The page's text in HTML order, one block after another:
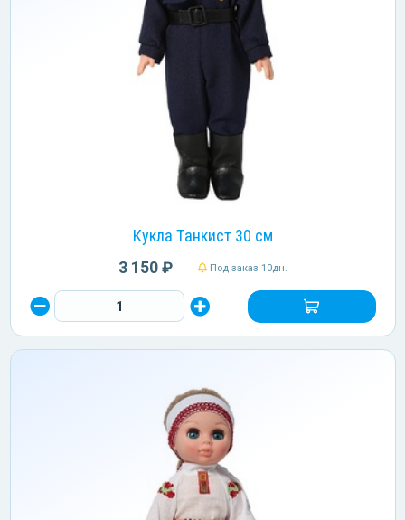
Кукла Танкист 30 см
3 150 ₽ Под заказ 10дн.